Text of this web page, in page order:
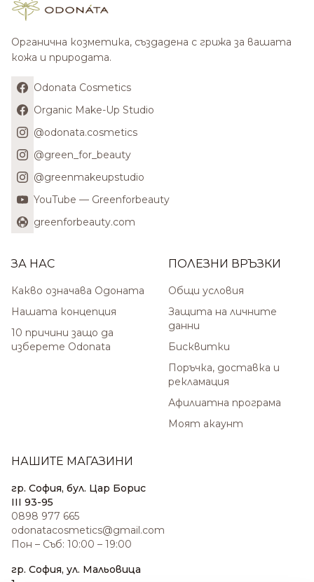
Органична козметика, създадена с грижа за вашата
кожа и природата.
Odonata Cosmetics
Organic Make-Up Studio
@odonata.cosmetics
@green_for_beauty
@greenmakeupstudio
YouTube — Greenforbeauty
greenforbeauty.com
ЗА НАС
Какво означава Одоната
Нашата концепция
10 причини защо да
изберете Odonata
ПОЛЕЗНИ ВРЪЗКИ
Общи условия
Защита на личните
данни
Бисквитки
Поръчка, доставка и
рекламация
Афилиатна програма
Моят акаунт
НАШИТЕ МАГАЗИНИ
гр. София, бул. Цар Борис
III 93-95
0898 977 665
odonatacosmetics@gmail.com
Пон – Съб: 10:00 – 19:00
гр. София, ул. Мальовица